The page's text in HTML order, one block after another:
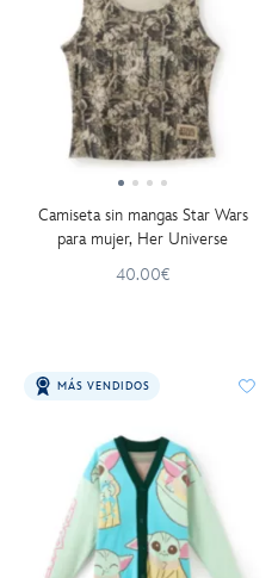
Camiseta sin mangas Star Wars
para mujer, Her Universe
40.00€
MÁS VENDIDOS